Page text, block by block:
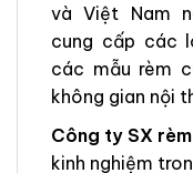
và Việt Nam
cung cấp các
các mẫu rèm
không gian nội
Công ty SX
kinh nghiệm